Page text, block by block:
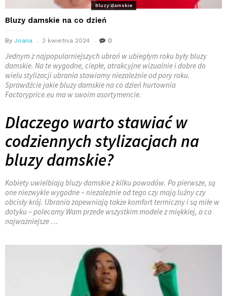
Bluzy damskie
Bluzy damskie na co dzień
By Joana 3 kwietnia 2024 0
Jednym z najpopularniejszych ubrań w ubiegłym roku były bluzy
damskie. Na te wygodne, ciepłe, atrakcyjne wizualnie i dobre do
wielu stylizacji ubrania stawiamy niezależnie od pory roku.
Sprawdźcie jakie bluzy damskie na co dzień hurtownia
Factoryprice.eu ma w swoim asortymencie.
Dlaczego warto stawiać w
codziennych stylizacjach na
bluzy damskie?
Kobiety uwielbiają bluzy damskie z kilku powodów. Po pierwsze, są
one niezwykle wygodne – niezależnie od tego czy mają luźny czy
obcisły krój. Ubrania zapewniają także komfort termiczny i są miłe w
dotyku – polecamy Wam przede wszystkim modele z miękkiej, a co
najważniejsze …